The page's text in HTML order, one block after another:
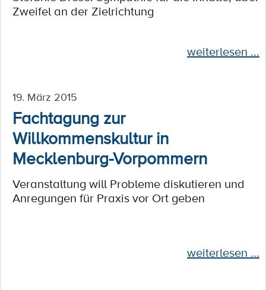
Zweifel an der Zielrichtung
weiterlesen ...
19. März 2015
Fachtagung zur
Willkommenskultur in
Mecklenburg-Vorpommern
Veranstaltung will Probleme diskutieren und
Anregungen für Praxis vor Ort geben
weiterlesen ...